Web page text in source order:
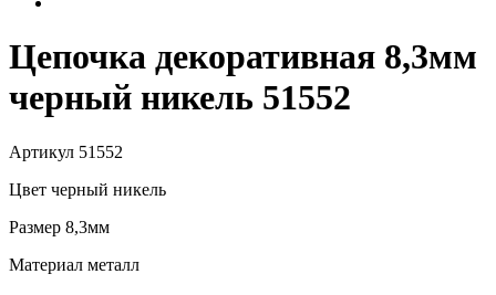
Цепочка декоративная 8,3мм
черный никель 51552
Артикул 51552
Цвет черный никель
Размер 8,3мм
Материал металл